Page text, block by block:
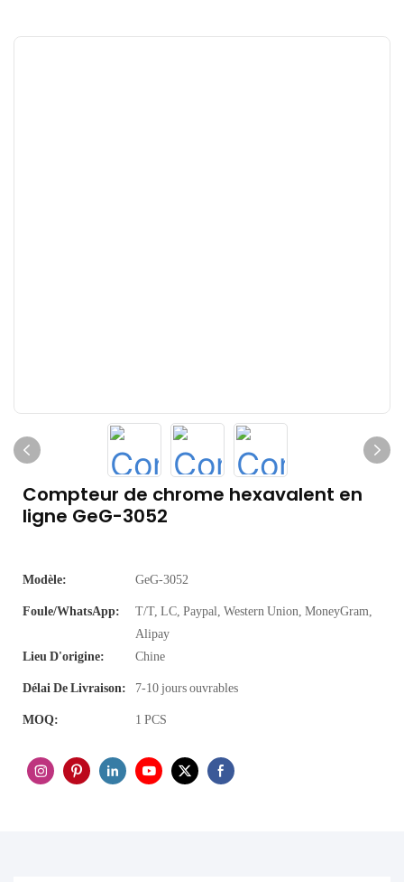
Compteur de chrome hexavalent en
ligne GeG-3052
Modèle: GeG-3052
Foule/WhatsApp:
T/T, LC, Paypal, Western Union, MoneyGram,
Alipay
Lieu D'origine:
Chine
Délai De Livraison: 7-10 jours ouvrables
MOQ: 1 PCS